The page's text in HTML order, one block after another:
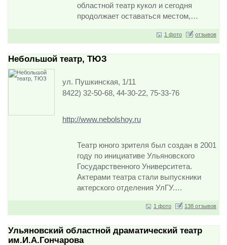
областной театр кукол и сегодня
продолжает оставаться местом,…
1 фото отзывов
Небольшой театр, ТЮЗ
ул. Пушкинская, 1/11
8422) 32-50-68, 44-30-22, 75-33-76
http://www.nebolshoy.ru
Театр юного зрителя был создан в 2001
году по инициативе Ульяновского
Государственного Университета.
Актерами театра стали выпускники
актерского отделения УлГУ.…
1 фото 138 отзывов
Ульяновский областной драматический театр
им.И.А.Гончарова